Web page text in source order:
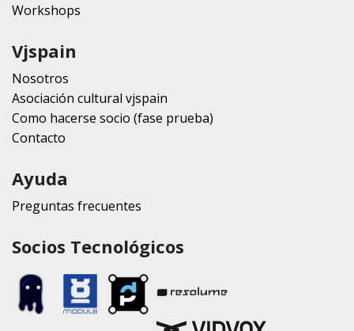
Workshops
Vjspain
Nosotros
Asociación cultural vjspain
Como hacerse socio (fase prueba)
Contacto
Ayuda
Preguntas frecuentes
Socios Tecnológicos